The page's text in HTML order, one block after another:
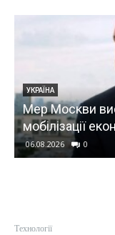
повної
Технології